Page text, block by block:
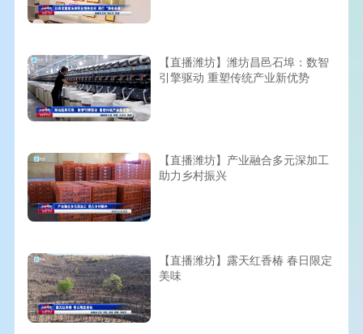
【直播潍坊】潍坊昌邑石埠：数智
引擎驱动 重塑传统产业新优势
【直播潍坊】产业融合多元深加工
助力乡村振兴
【直播潍坊】露天红香椿 春日限定
美味